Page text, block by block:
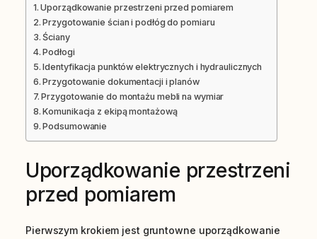
Uporządkowanie przestrzeni przed pomiarem
Przygotowanie ścian i podłóg do pomiaru
Ściany
Podłogi
Identyfikacja punktów elektrycznych i hydraulicznych
Przygotowanie dokumentacji i planów
Przygotowanie do montażu mebli na wymiar
Komunikacja z ekipą montażową
Podsumowanie
Uporządkowanie przestrzeni
przed pomiarem
Pierwszym krokiem jest gruntowne uporządkowanie